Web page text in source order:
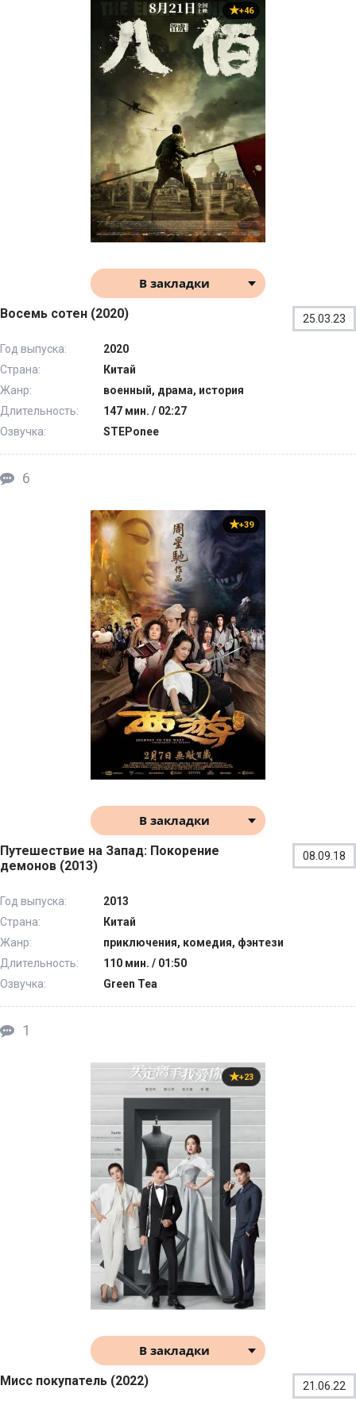
+46
В закладки
Восемь сотен (2020) 25.03.23
Год выпуска:
2020
Страна:
Китай
Жанр:
военный, драма, история
Длительность:
147 мин. / 02:27
Озвучка:
STEPonee
6
+39
В закладки
Путешествие на Запад: Покорение
демонов (2013)
08.09.18
Год выпуска:
2013
Страна:
Китай
Жанр:
приключения, комедия, фэнтези
Длительность:
110 мин. / 01:50
Озвучка:
Green Tea
1
+23
В закладки
Мисс покупатель (2022) 21.06.22